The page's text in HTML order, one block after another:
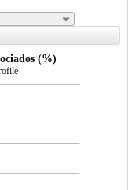
(%)